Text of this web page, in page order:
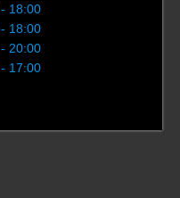
18:00
18:00
20:00
17:00